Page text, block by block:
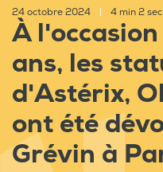
24 octobre 2024 4 min 2 sec
À
ans, les
d'Astérix,
ont été
Grévin à